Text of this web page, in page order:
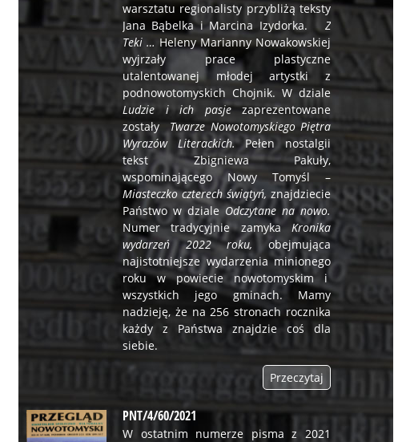
warsztatu regionalisty przybliżą teksty
Jana Bąbelka i Marcina Izydorka.
Z
Teki … Heleny Marianny Nowakowskiej
wyjrzały prace plastyczne
utalentowanej młodej artystki z
podnowotomyskich Chojnik. W dziale
Ludzie i ich pasjezaprezentowane
zostałyTwarze Nowotomyskiego Piętra
Wyrazów Literackich.Pełen nostalgii
tekst Zbigniewa Pakuły,
wspominającego Nowy Tomyśl –
Miasteczko czterech świątyń, znajdziecie
Państwo w dzialeOdczytane na nowo.
Numer tradycyjnie zamyka Kronika
wydarzeń 2022 roku,obejmująca
najistotniejsze wydarzenia minionego
roku w powiecie nowotomyskim i
wszystkich jego gminach. Mamy
nadzieję, że na 256 stronach rocznika
każdy z Państwa znajdzie coś dla
siebie.
Przeczytaj
PNT/4/60/2021
W ostatnim numerze pisma z 2021